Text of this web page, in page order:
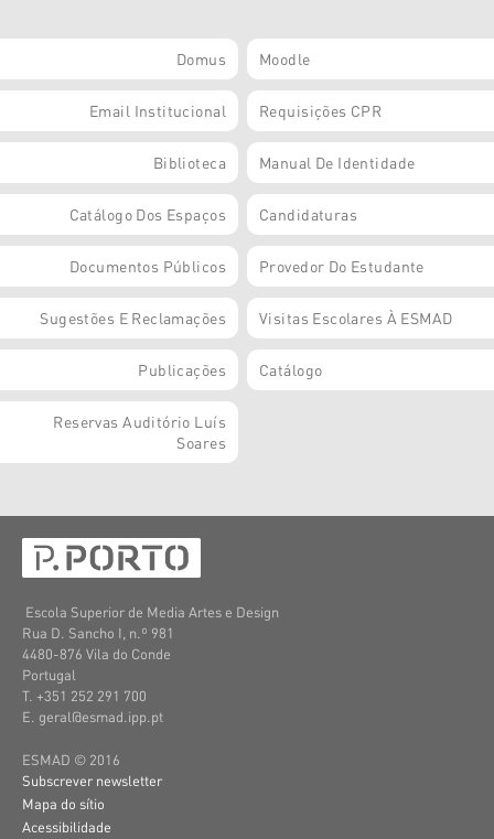
Domus Moodle
Email Institucional Requisições CPR
Biblioteca Manual De Identidade
Catálogo Dos Espaços Candidaturas
Documentos Públicos Provedor Do Estudante
Sugestões E Reclamações Visitas Escolares À ESMAD
Publicações Catálogo
Reservas Auditório Luís
Soares
Escola Superior de Media Artes e Design
Rua D. Sancho I, n.º 981
4480-876 Vila do Conde
Portugal
T. +351 252 291 700
E. geral@esmad.ipp.pt
ESMAD © 2016
Subscrever newsletter
Mapa do sítio
Acessibilidade